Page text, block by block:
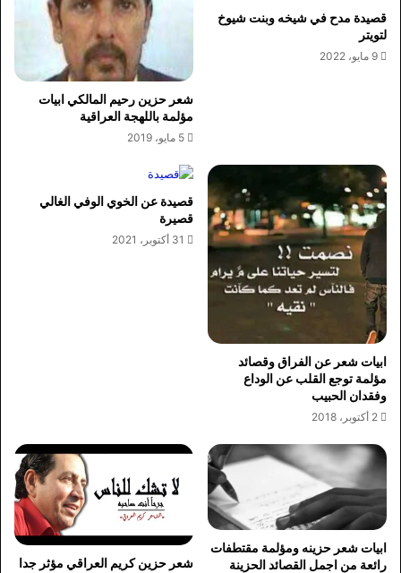
قصيدة مدح في شيخه وبنت شيوخ
لتويتر
9 مايو، 2022
شعر حزين رحيم المالكي ابيات
مؤلمة باللهجة العراقية
5 مايو، 2019
ابيات شعر عن الفراق وقصائد
مؤلمة توجع القلب عن الوداع
وفقدان الحبيب
2 أكتوبر، 2018
قصيدة عن الخوي الوفي الغالي
قصيرة
31 أكتوبر، 2021
ابيات شعر حزينه ومؤلمة مقتطفات
رائعة من اجمل القصائد الحزينة
شعر حزين كريم العراقي مؤثر جدا